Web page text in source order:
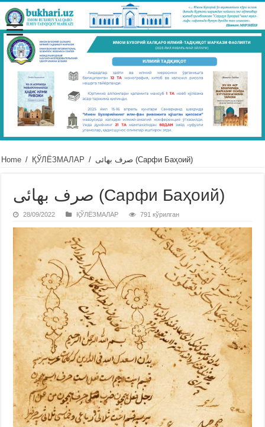
Home / ҚЎЛЁЗМАЛАР / صرف بهائى (Сарфи Баҳоий)
صرف بهائى (Сарфи Баҳоий)
28/09/2022 ҚЎЛЁЗМАЛАР 791 кўрилган